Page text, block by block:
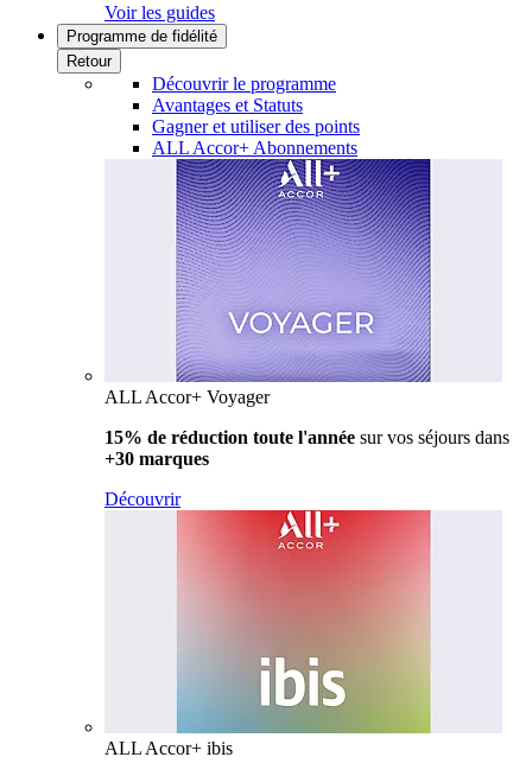
Voir les guides
Programme de fidélité
Retour
Découvrir le programme
Avantages et Statuts
Gagner et utiliser des points
ALL Accor+ Abonnements
ALL Accor+ Voyager
15% de réduction toute l'année sur vos séjours dans
+30 marques
Découvrir
ALL Accor+ ibis